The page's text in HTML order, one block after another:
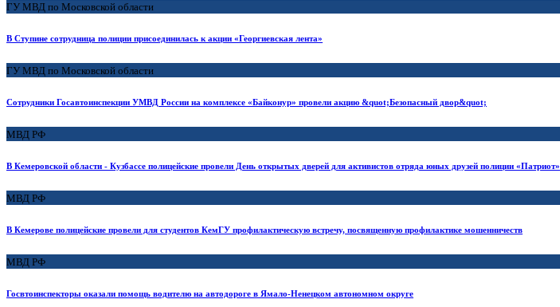
ГУ МВД по Московской области
В Ступине сотрудница полиции присоединилась к акции «Георгиевская лента»
ГУ МВД по Московской области
Сотрудники Госавтоинспекции УМВД России на комплексе «Байконур» провели акцию &quot;Безопасный двор&quot;
МВД РФ
В Кемеровской области - Кузбассе полицейские провели День открытых дверей для активистов отряда юных друзей полиции «Патриот»
МВД РФ
В Кемерове полицейские провели для студентов КемГУ профилактическую встречу, посвященную профилактике мошенничеств
МВД РФ
Госвтоинспекторы оказали помощь водителю на автодороге в Ямало-Ненецком автономном округе